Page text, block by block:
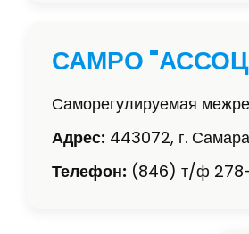
САМРО
Саморегулируемая
Адрес: 443072, г.
Телефон: (846) т/ф